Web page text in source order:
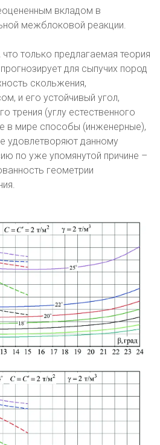
вкладом в
межблоковой реакции.
только предлагаемая теория
для сыпучих пород
скольжения,
и его устойчивый угол,
трения (углу естественного
в мире способы (инженерные),
удовлетворяют данному
по уже упомянутой причине –
геометрии